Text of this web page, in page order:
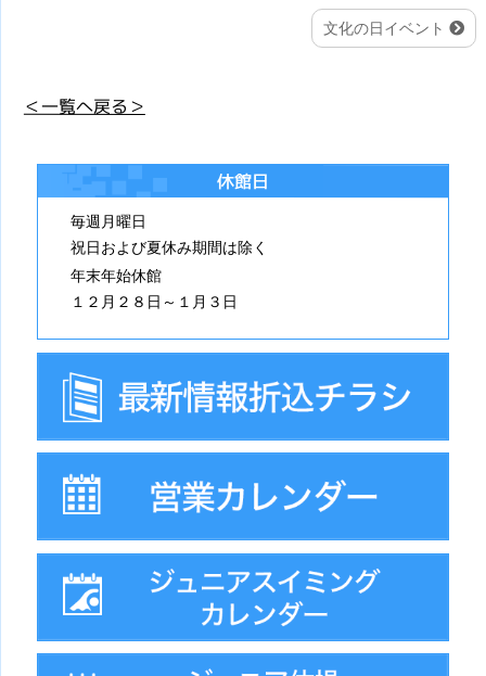
文化の日イベント
＜一覧へ戻る＞
休館日
毎週月曜日
祝日および夏休み期間は除く
年末年始休館
１２月２８日～１月３日